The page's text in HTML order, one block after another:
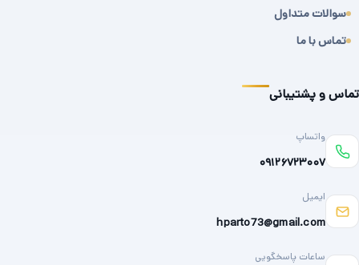
سوالات متداول
تماس با ما
تماس و پشتیبانی
واتساپ
۰۹۱۲۶۷۲۳۰۰۷
ایمیل
hparto73@gmail.com
ساعات پاسخگویی